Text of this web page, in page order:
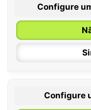
6
Configure
Configure